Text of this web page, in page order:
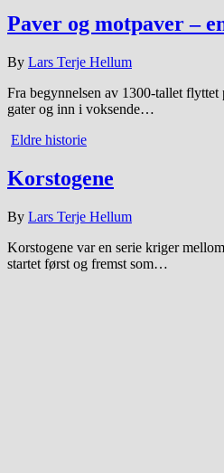
Paver og motpaver –
By Lars Terje Hellum
Fra begynnelsen av 1300-tallet
gater og inn i voksende…
Eldre historie
Korstogene
By Lars Terje Hellum
Korstogene var en serie kriger
startet først og fremst som…